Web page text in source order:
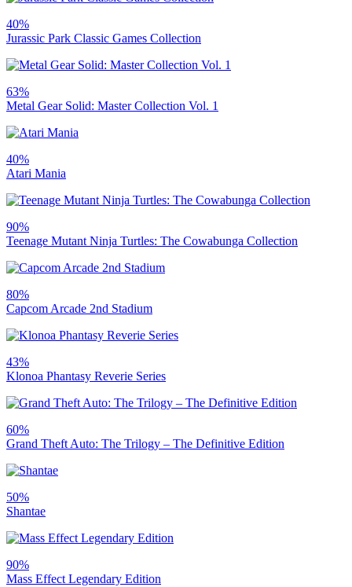
40%
Jurassic Park Classic Games Collection
63%
Metal Gear Solid: Master Collection Vol. 1
40%
Atari Mania
90%
Teenage Mutant Ninja Turtles: The Cowabunga Collection
80%
Capcom Arcade 2nd Stadium
43%
Klonoa Phantasy Reverie Series
60%
Grand Theft Auto: The Trilogy – The Definitive Edition
50%
Shantae
90%
Mass Effect Legendary Edition